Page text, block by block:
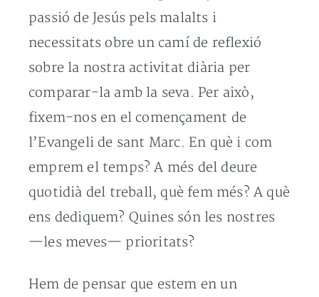
passió de Jesús pels malalts i
necessitats obre un camí de reflexió
sobre la nostra activitat diària per
comparar-la amb la seva. Per això,
fixem-nos en el començament de
l’Evangeli de sant Marc. En què i com
emprem el temps? A més del deure
quotidià del treball, què fem més? A què
ens dediquem? Quines són les nostres
—les meves— prioritats?
Hem de pensar que estem en un